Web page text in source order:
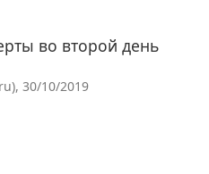
во второй день
30/10/2019